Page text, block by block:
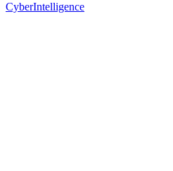
CyberIntelligence